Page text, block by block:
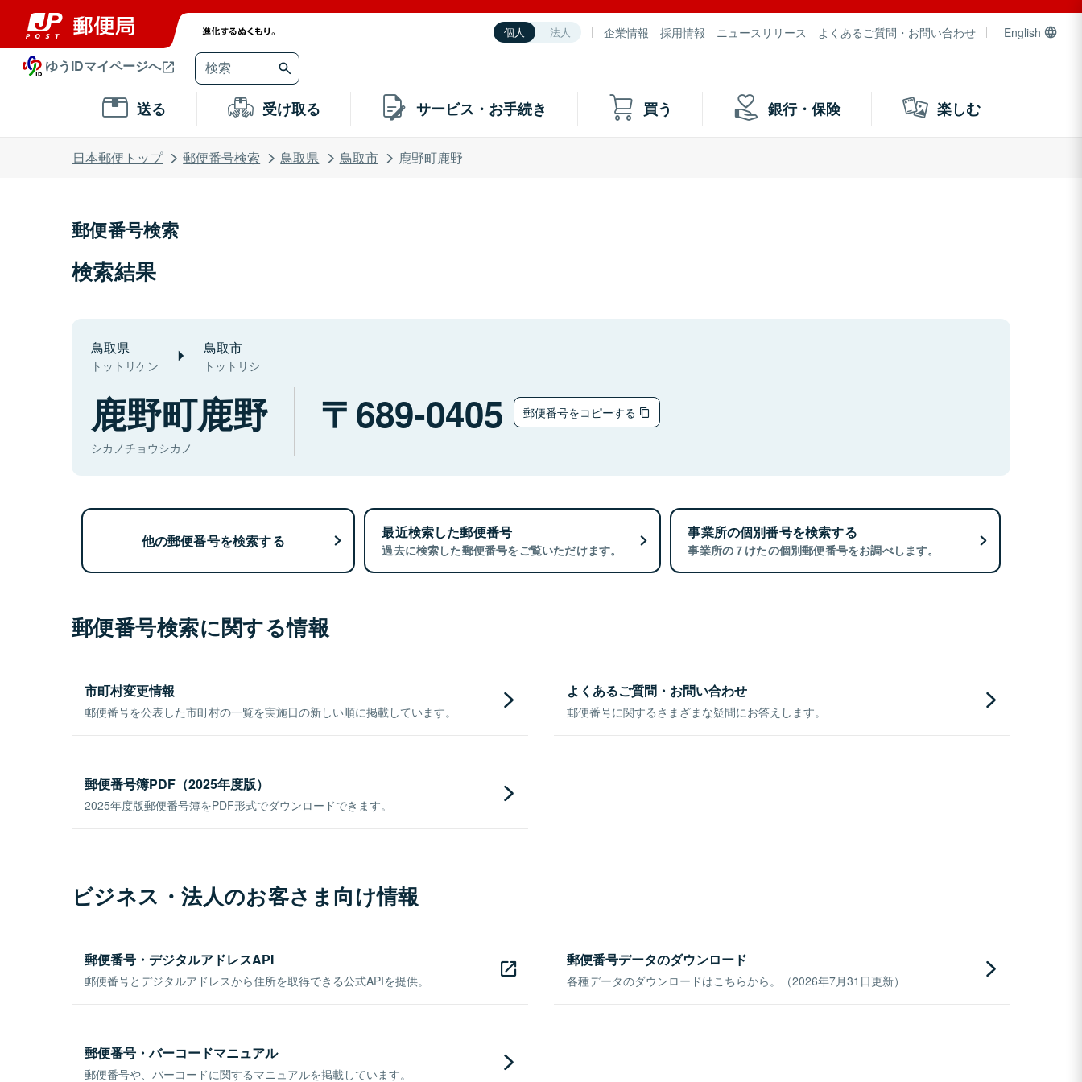
個人 法人 企業情報 採用情報 ニュースリリース よくあるご質問・お問い合わせ English
ゆうIDマイページへ
送る 受け取る サービス・お手続き 買う 銀行・保険 楽しむ
日本郵便トップ 郵便番号検索 鳥取県 鳥取市 鹿野町鹿野
郵便番号検索
検索結果
鳥取県
トットリケン
鳥取市
トットリシ
鹿野町鹿野
シカノチョウシカノ
689-0405 郵便番号をコピーする
他の郵便番号を検索する 最近検索した郵便番号
過去に検索した郵便番号をご覧いただけます。
事業所の個別番号を検索する
事業所の７けたの個別郵便番号をお調べします。
郵便番号検索に関する情報
市町村変更情報
郵便番号を公表した市町村の一覧を実施日の新しい順に掲載しています。
よくあるご質問・お問い合わせ
郵便番号に関するさまざまな疑問にお答えします。
郵便番号簿PDF（2025年度版）
2025年度版郵便番号簿をPDF形式でダウンロードできます。
ビジネス・法人のお客さま向け情報
郵便番号・デジタルアドレスAPI
郵便番号とデジタルアドレスから住所を取得できる公式APIを提供。
郵便番号データのダウンロード
各種データのダウンロードはこちらから。（2026年7月31日更新）
郵便番号・バーコードマニュアル
郵便番号や、バーコードに関するマニュアルを掲載しています。